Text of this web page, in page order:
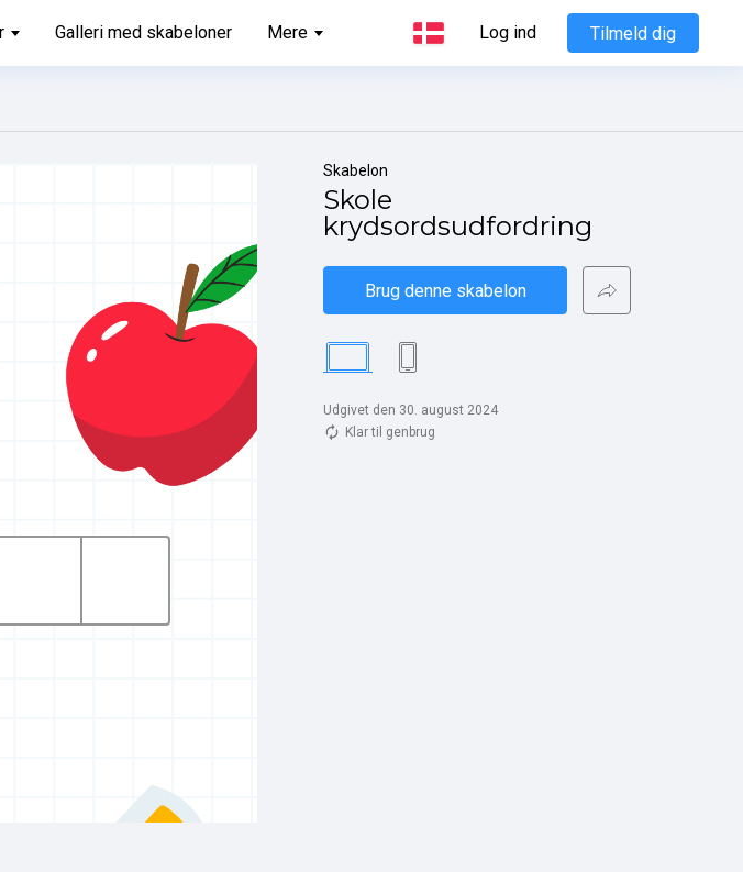
Galleri med skabeloner Mere Log ind Tilmeld dig
Skabelon
Skole
krydsordsudfordring
Brug denne skabelon
Udgivet den 30. august 2024
Klar til genbrug